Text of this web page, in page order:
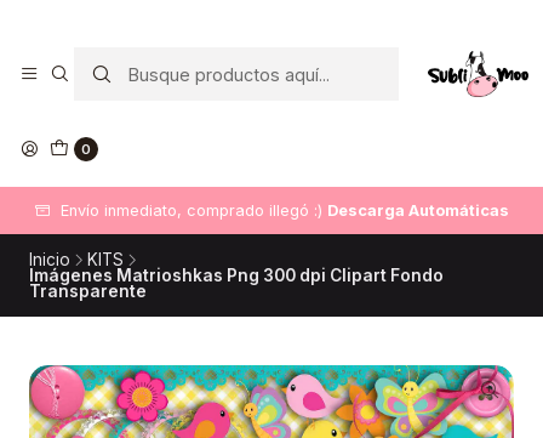
0
Envío inmediato, comprado illegó :) Descarga Automáticas
Inicio
KITS
Imágenes Matrioshkas Png 300 dpi Clipart Fondo
Transparente